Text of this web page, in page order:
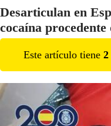
Desarticulan en
cocaína
Este artículo tiene 2